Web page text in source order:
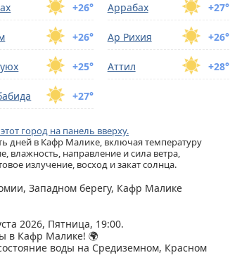
+26° +27°
Аррабах
+26° +26°
Ар Рихия
+25° +28°
Аттил
+27°
город на панель вверху.
дней в Кафр Малике, включая температуру
влажность, направление и сила ветра,
излучение, восход и закат солнца.
Западном берегу, Кафр Малике
2026, Пятница, 19:00.
в Кафр Малике! 🌍
воды на Средиземном, Красном